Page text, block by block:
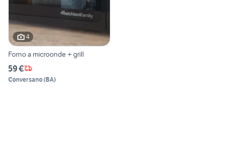
4
Forno a microonde + grill
59 €
Conversano(BA)